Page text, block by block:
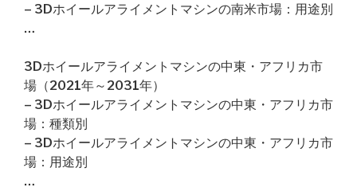
– 3Dホイールアライメントマシンの南米市場：用途別
…
3Dホイールアライメントマシンの中東・アフリカ市
場（2021年～2031年）
– 3Dホイールアライメントマシンの中東・アフリカ市
場：種類別
– 3Dホイールアライメントマシンの中東・アフリカ市
場：用途別
…